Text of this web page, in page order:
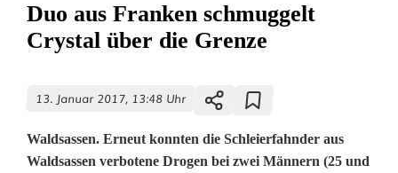
Duo aus Franken schmuggelt
Crystal über die Grenze
13. Januar 2017, 13:48 Uhr
Waldsassen. Erneut konnten die Schleierfahnder aus
Waldsassen verbotene Drogen bei zwei Männern (25 und